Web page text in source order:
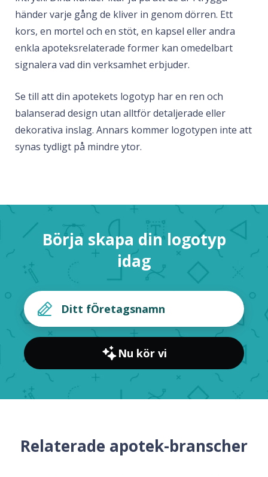
händer varje gång de kliver in genom dörren. Ett
kors, en mortel och en stöt, en kapsel eller andra
enkla apoteksrelaterade former kan omedelbart
signalera vad din verksamhet erbjuder.
Se till att din apotekets logotyp har en ren och
balanserad design utan alltför detaljerade eller
dekorativa inslag. Annars kommer logotypen inte att
synas tydligt på mindre ytor.
Börja skapa din logotyp
idag
Nu kör vi
Relaterade apotek-branscher